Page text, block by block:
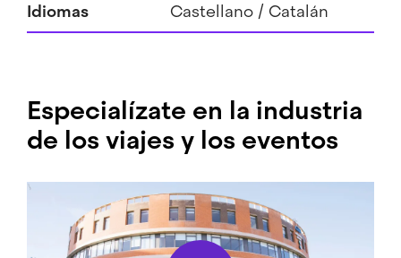
Idiomas Castellano Catalán
Especialízate en la industria
de los viajes y los eventos